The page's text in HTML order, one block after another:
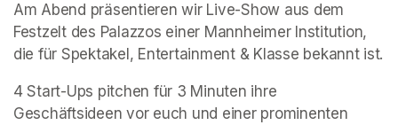
Am Abend präsentieren wir Live-Show aus dem
Festzelt des Palazzos einer Mannheimer Institution,
die für Spektakel, Entertainment & Klasse bekannt ist.
4 Start-Ups pitchen für 3 Minuten ihre
Geschäftsideen vor euch und einer prominenten